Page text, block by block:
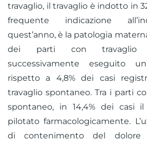
travaglio, il travaglio è indotto in
frequente indicazione
quest’anno, è la patologia
dei parti con travaglio
successivamente eseguito
rispetto a 4,8% dei casi
travaglio spontaneo. Tra i parti
spontaneo, in 14,4% dei casi
pilotato farmacologicamente.
di contenimento del dolore